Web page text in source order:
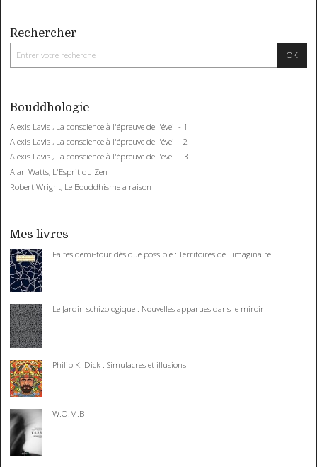
Rechercher
Bouddhologie
Alexis Lavis , La conscience à l'épreuve de l'éveil - 1
Alexis Lavis , La conscience à l'épreuve de l'éveil - 2
Alexis Lavis , La conscience à l'épreuve de l'éveil - 3
Alan Watts, L'Esprit du Zen
Robert Wright, Le Bouddhisme a raison
Mes livres
Faites demi-tour dès que possible : Territoires de l'imaginaire
Le Jardin schizologique : Nouvelles apparues dans le miroir
Philip K. Dick : Simulacres et illusions
W.O.M.B